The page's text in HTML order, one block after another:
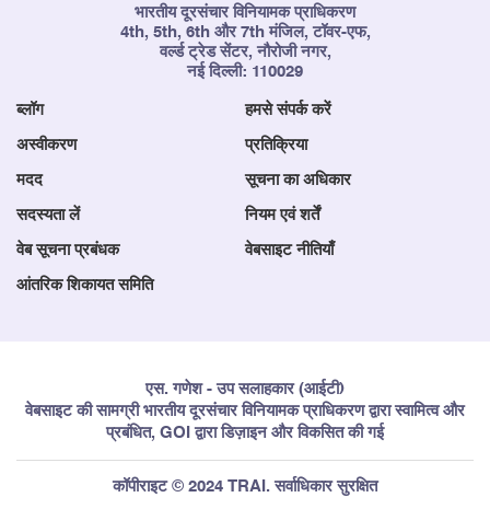
भारतीय दूरसंचार विनियामक प्राधिकरण
4th, 5th, 6th और 7th मंजिल, टॉवर-एफ,
वर्ल्ड ट्रेड सेंटर, नौरोजी नगर,
नई दिल्ली: 110029
ब्लॉग हमसे संपर्क करें
अस्वीकरण प्रतिक्रिया
मदद सूचना का अधिकार
सदस्यता लें नियम एवं शर्तें
वेब सूचना प्रबंधक वेबसाइट नीतियाँ
आंतरिक शिकायत समिति
एस. गणेश - उप सलाहकार (आईटी)
वेबसाइट की सामग्री भारतीय दूरसंचार विनियामक प्राधिकरण द्वारा स्वामित्व और
प्रबंधित, GOI द्वारा डिज़ाइन और विकसित की गई
कॉपीराइट © 2024 TRAI. सर्वाधिकार सुरक्षित